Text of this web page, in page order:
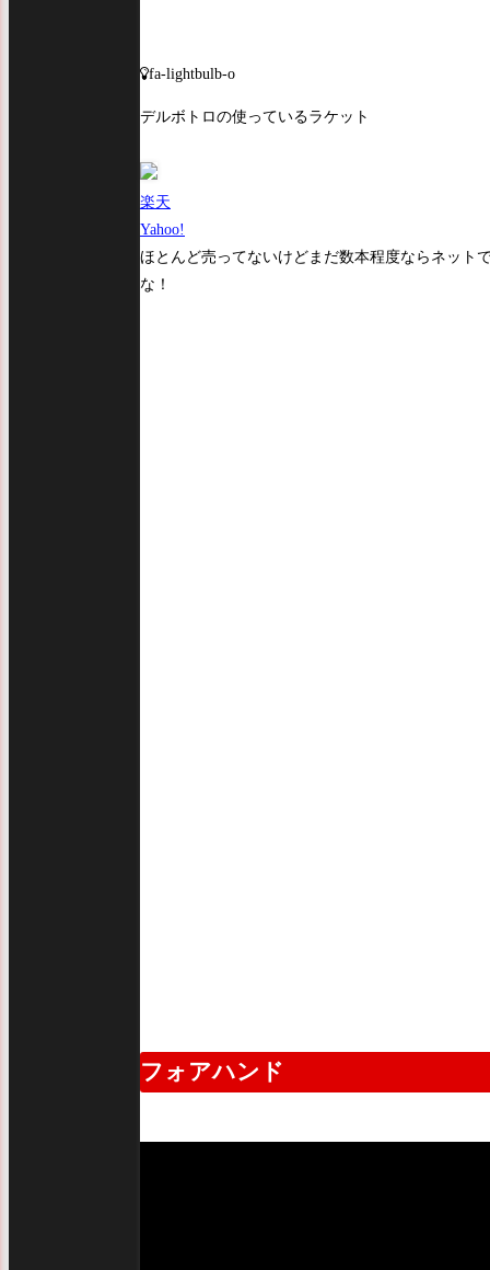
fa-lightbulb-o
デルボトロの使っているラケット
楽天
Yahoo!
ほとんど売ってないけどまだ数本程度ならネット
な！
フォアハンド